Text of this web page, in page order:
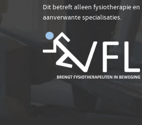
Dit betreft alleen fysiotherapie en
aanverwante specialisaties.